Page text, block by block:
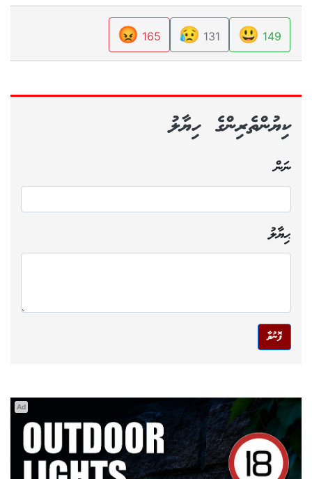
149
😃
131
😥
165
😡
ކިޔުންތެރިންގެ ހިޔާލު
ނަން
ޙިޔާލު
ފޮނުވާ
Ad